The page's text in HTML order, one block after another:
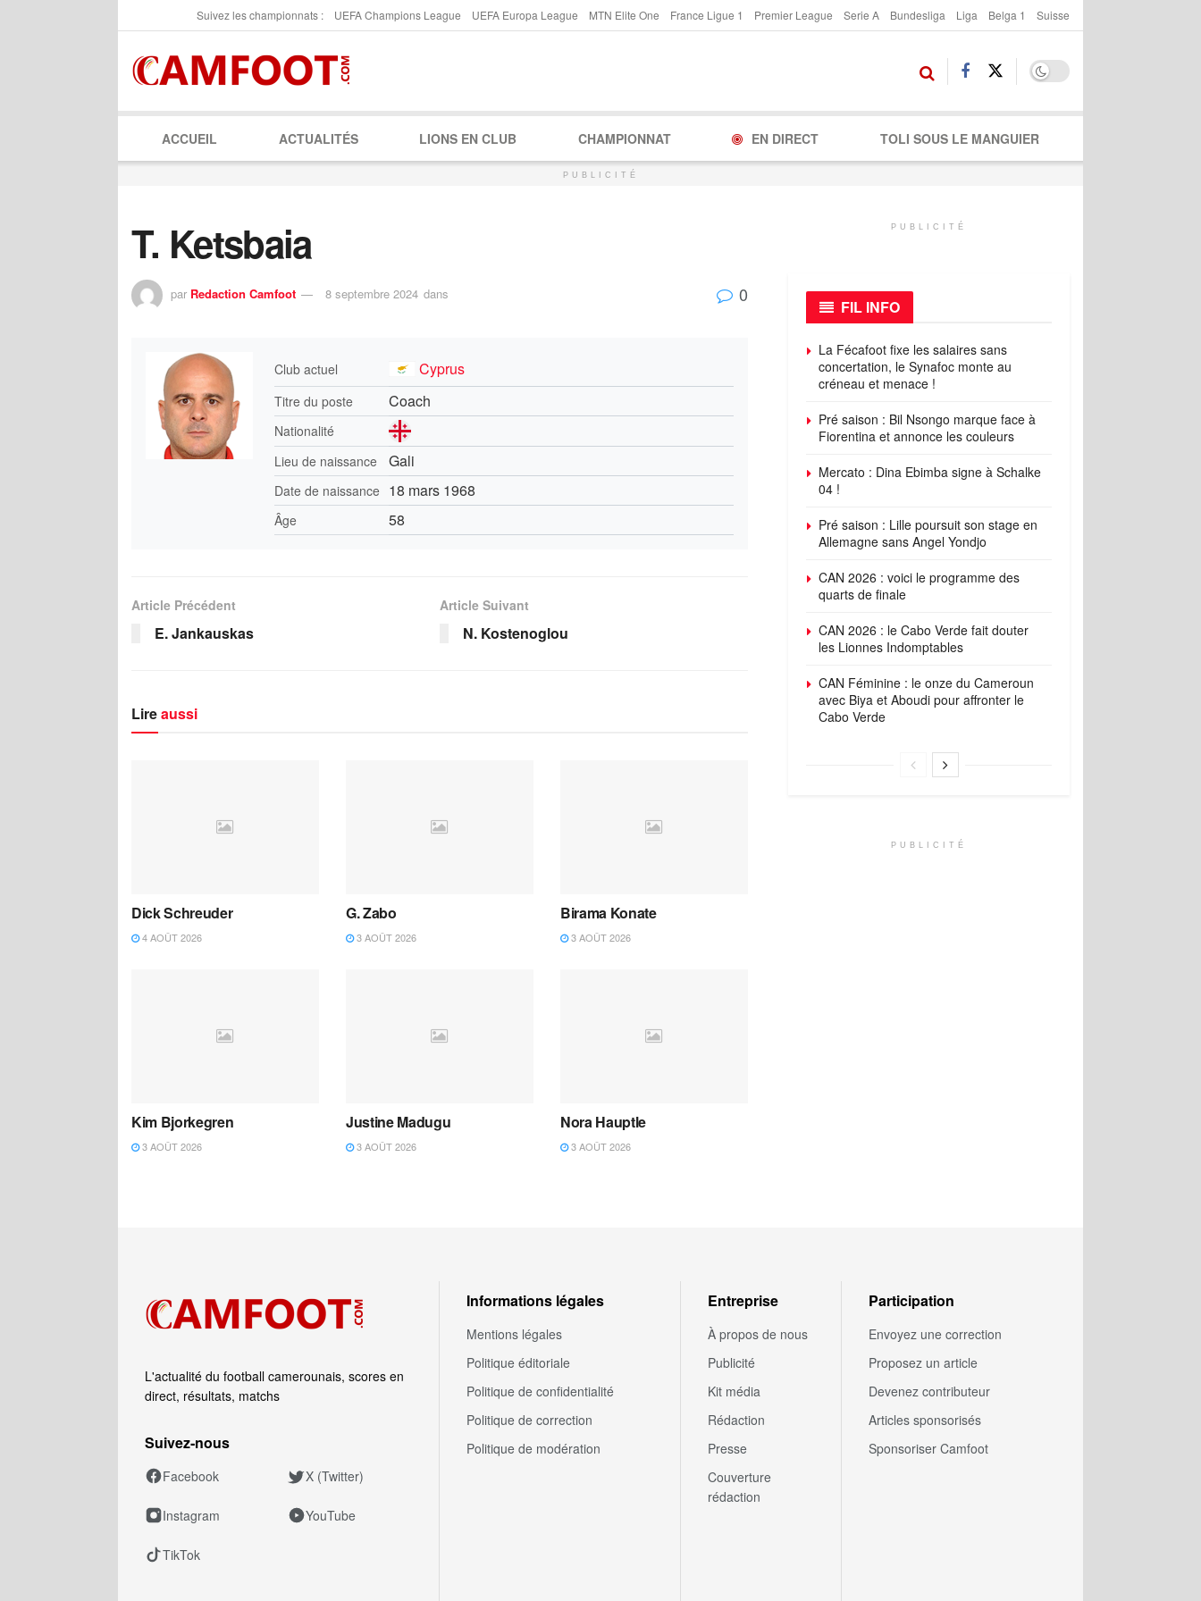
Suivez les championnats : UEFA Champions League UEFA Europa League MTN Elite One France Ligue 1 Premier League Serie A Bundesliga Liga Belga 1 Suisse
ACCUEIL ACTUALITÉS LIONS EN CLUB CHAMPIONNAT EN DIRECT TOLI SOUS LE MANGUIER
PUBLICITÉ
T. Ketsbaia
par Redaction Camfoot 8 septembre 2024 dans 0
Club actuel Cyprus
Titre du poste Coach
Nationalité
Lieu de naissance
Gali
Date de naissance 18 mars 1968
Âge 58
Article Précédent
E. Jankauskas
Article Suivant
N. Kostenoglou
Lireaussi
Dick Schreuder
4 AOÛT 2026
G. Zabo
3 AOÛT 2026
Birama Konate
3 AOÛT 2026
Kim Bjorkegren
3 AOÛT 2026
Justine Madugu
3 AOÛT 2026
Nora Hauptle
3 AOÛT 2026
PUBLICITÉ
FIL INFO
La Fécafoot fixe les salaires sans
concertation, le Synafoc monte au
créneau et menace !
Pré saison : Bil Nsongo marque face à
Fiorentina et annonce les couleurs
Mercato : Dina Ebimba signe à Schalke
04 !
Pré saison : Lille poursuit son stage en
Allemagne sans Angel Yondjo
CAN 2026 : voici le programme des
quarts de finale
CAN 2026 : le Cabo Verde fait douter
les Lionnes Indomptables
CAN Féminine : le onze du Cameroun
avec Biya et Aboudi pour affronter le
Cabo Verde
PUBLICITÉ
L'actualité du football camerounais, scores en
direct, résultats, matchs
Suivez‑nous
Facebook X (Twitter)
Instagram YouTube
TikTok
Informations légales
Mentions légales
Politique éditoriale
Politique de confidentialité
Politique de correction
Politique de modération
Entreprise
À propos de nous
Publicité
Kit média
Rédaction
Presse
Couverture
rédaction
Participation
Envoyez une correction
Proposez un article
Devenez contributeur
Articles sponsorisés
Sponsoriser Camfoot